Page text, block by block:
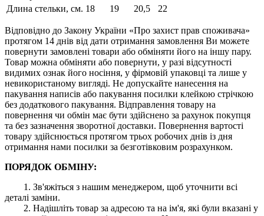
Длина стельки, см. 18 19 20,5 22
Відповідно до Закону України «Про захист прав споживача»
протягом 14 днів від дати отримання замовлення Ви можете
повернути замовлені товари або обміняти його на іншу пару.
Товар можна обміняти або повернути, у разі відсутності
видимих ​​ознак його носіння, у фірмовій упаковці та лише у
невикористаному вигляді. Не допускайте нанесення на
пакування написів або пакування посилки клейкою стрічкою
без додаткового пакування. Відправлення товару на
повернення чи обмін має бути здійснено за рахунок покупця
та без зазначення зворотної доставки. Повернення вартості
товару здійснюється протягом трьох робочих днів із дня
отримання нами посилки за безготівковим розрахунком.
ПОРЯДОК ОБМІНУ:
1. Зв'яжіться з нашим менеджером, щоб уточнити всі
деталі заміни.
2. Надішліть товар за адресою та на ім'я, які були вказані у